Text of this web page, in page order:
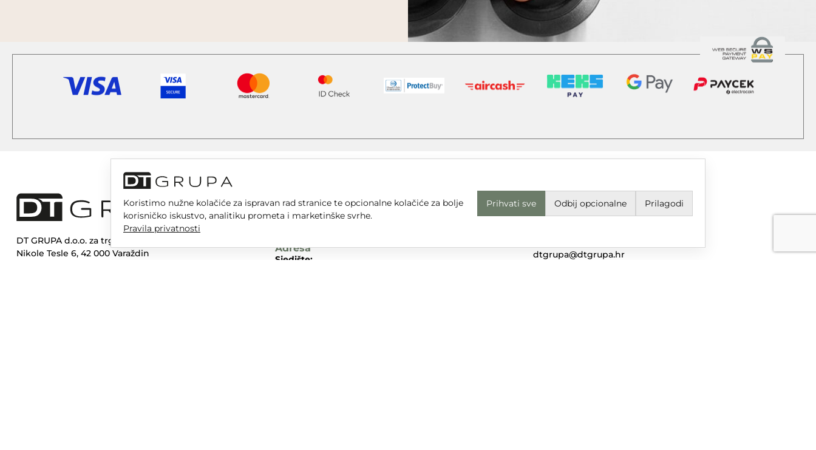
DT GRUPA d.o.o. za trgovinu i usluge
Nikole Tesle 6, 42 000 Varaždin
Radno vrijeme
Pon - Pet: 08 - 16
Adresa
Sjedište:
Uvjeti korištenja i odredbe
dtgrupa@dtgrupa.hr
Koristimo nužne kolačiće za ispravan rad stranice te opcionalne kolačiće za bolje
korisničko iskustvo, analitiku prometa i marketinške svrhe.
Pravila privatnosti
Prihvati sve Odbij opcionalne Prilagodi